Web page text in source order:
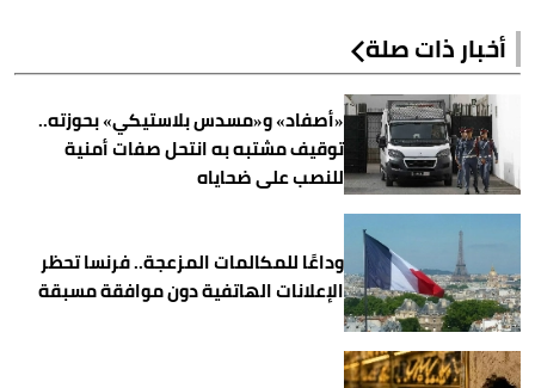
أخبار ذات صلة
«أصفاد» و«مسدس بلاستيكي» بحوزته..
توقيف مشتبه به انتحل صفات أمنية
للنصب على ضحاياه
وداعًا للمكالمات المزعجة.. فرنسا تحظر
الإعلانات الهاتفية دون موافقة مسبقة